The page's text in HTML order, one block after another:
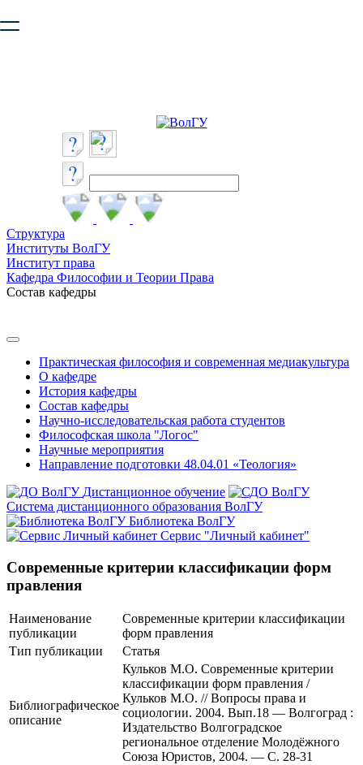
безопасную работу с сайтом. Пожалуйста
Структура
Институты ВолГУ
Институт права
Кафедра Философии и Теории Права
Состав кафедры
Практическая философия и современная медиакультура
О кафедре
История кафедры
Состав кафедры
Научно-исследовательская работа студентов
Философская школа "Логос"
Научные мероприятия
Направление подготовки 48.04.01 «Теология»
Дистанционное обучение
Система дистанционного образования ВолГУ
Библиотека ВолГУ
Сервис "Личный кабинет"
Современные критерии классификации форм
правления
Наименование
публикации
Современные критерии классификации
форм правления
Тип публикации
Статья
Библиографическое
описание
Кульков М.О. Современные критерии
классификации форм правления /
Кульков М.О. // Вопросы права и
социологии. 2004. Вып.18 — Волгоград :
Издательство Волгоградское
региональное отделение Молодёжного
Союза Юристов, 2004. — С. 28-31